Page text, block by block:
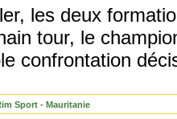
les deux
tour, le
confrontation
Sport - Mauritanie